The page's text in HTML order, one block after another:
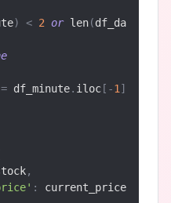
) < 2 or len(df_da
= df_minute. iloc[-1 ]
,
:
current_price